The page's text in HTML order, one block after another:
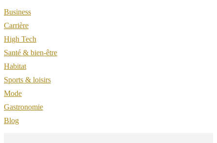
Business
Carrière
High Tech
Santé & bien-être
Habitat
Sports & loisirs
Mode
Gastronomie
Blog